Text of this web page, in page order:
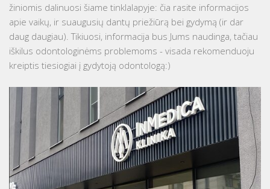
žiniomis dalinuosi šiame tinklalapyje: čia rasite informacijos
apie vaikų, ir suaugusių dantų priežiūrą bei gydymą (ir dar
daug daugiau). Tikiuosi, informacija bus Jums naudinga, tačiau
iškilus odontologinėms problemoms - visada rekomenduoju
kreiptis tiesiogiai į gydytoją odontologą:)